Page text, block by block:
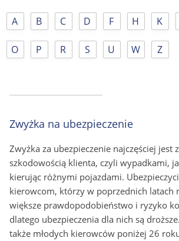
A B C D F H K
O P R S U W Z
Zwyżka na ubezpieczenie
Zwyżka za ubezpieczenie najczęściej jest
szkodowością klienta, czyli wypadkami,
kierując różnymi pojazdami.
kierowcom, którzy w poprzednich latach
większe prawdopodobieństwo i ryzyko
dlatego ubezpieczenia dla nich są
także młodych kierowców poniżej 26